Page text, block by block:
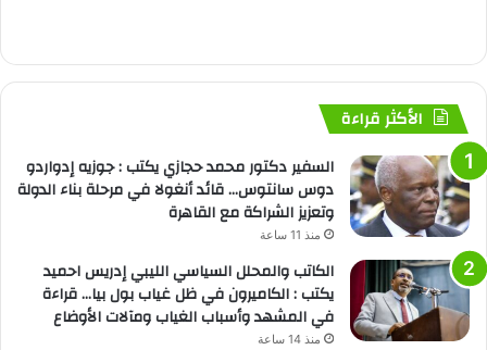
الأكثر قراءة
السفير دكتور محمد حجازي يكتب : جوزيه إدواردو
دوس سانتوس… قائد أنغولا في مرحلة بناء الدولة
وتعزيز الشراكة مع القاهرة
منذ 11 ساعة
الكاتب والمحلل السياسي الليبي إدريس احميد
يكتب : الكاميرون في ظل غياب بول بيا… قراءة
في المشهد وأسباب الغياب ومآلات الأوضاع
منذ 14 ساعة